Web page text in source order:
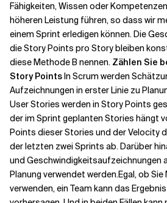
Fähigkeiten, Wissen oder
höheren Leistung führen, so dass wir
einem Sprint erledigen können. Die
die Story Points pro Story bleiben
diese Methode B nennen. Zählen Sie
Story PointsIn Scrum werden
Aufzeichnungen in erster Linie zu
User Stories werden in Story Points
der im Sprint geplanten Stories hängt
Points dieser Stories und der Velocity
der letzten zwei Sprints ab. Darüber
und Geschwindigkeitsaufzeichnungen
Planung verwendet werden.Egal, ob
verwenden, ein Team kann das